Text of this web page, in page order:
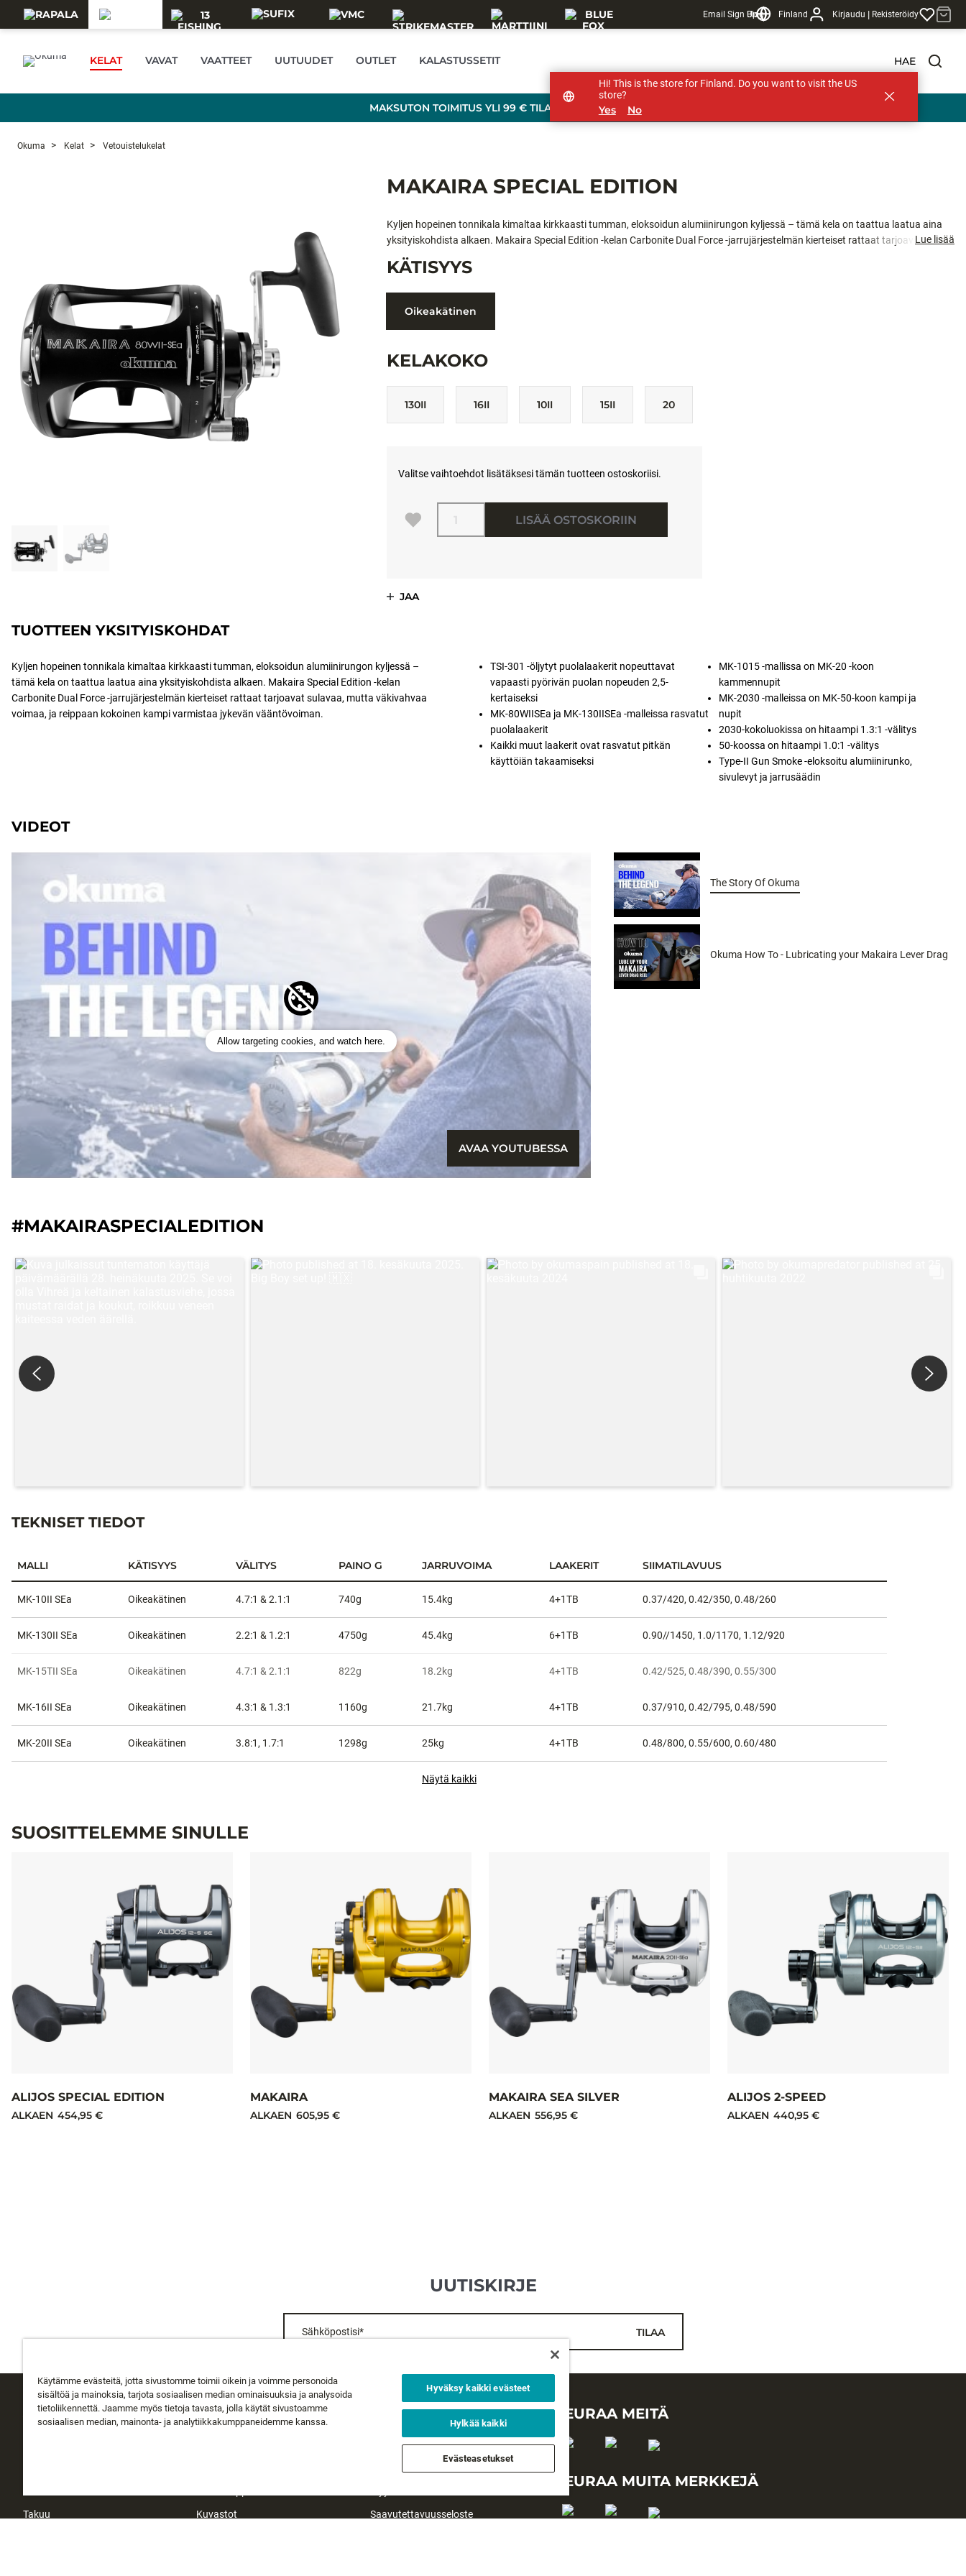
Email Sign UpBlogi Finland Kirjaudu | Rekisteröidy
KELAT VAVAT VAATTEET UUTUUDET OUTLET KALASTUSSETIT HAE
MAKSUTON TOIMITUS YLI 99 € TILAUKSILLE!
Okuma Kelat Vetouistelukelat
MAKAIRA SPECIAL EDITION
Kyljen hopeinen tonnikala kimaltaa kirkkaasti tumman, eloksoidun alumiinirungon kyljessä – tämä kela on taattua laatua aina
yksityiskohdista alkaen. Makaira Special Edition -kelan Carbonite Dual Force -jarrujärjestelmän kierteiset rattaat tarjoavat sulavaa,
mutta väkivahvaa voimaa, ja reippaan kokoinen kampi varmistaa jykevän vääntövoiman.
Lue lisää
KÄTISYYS
Oikeakätinen
KELAKOKO
130II 16II 10II 15II 20
Valitse vaihtoehdot lisätäksesi tämän tuotteen ostoskoriisi.
Määrä
LISÄÄ OSTOSKORIIN
JAA
TUOTTEEN YKSITYISKOHDAT
Kyljen hopeinen tonnikala kimaltaa kirkkaasti tumman, eloksoidun alumiinirungon kyljessä –
tämä kela on taattua laatua aina yksityiskohdista alkaen. Makaira Special Edition -kelan
Carbonite Dual Force -jarrujärjestelmän kierteiset rattaat tarjoavat sulavaa, mutta väkivahvaa
voimaa, ja reippaan kokoinen kampi varmistaa jykevän vääntövoiman.
TSI-301 -öljytyt puolalaakerit nopeuttavat
vapaasti pyörivän puolan nopeuden 2,5-
kertaiseksi
MK-80WIISEa ja MK-130IISEa -malleissa rasvatut
puolalaakerit
Kaikki muut laakerit ovat rasvatut pitkän
käyttöiän takaamiseksi
MK-1015 -mallissa on MK-20 -koon
kammennupit
MK-2030 -malleissa on MK-50-koon kampi ja
nupit
2030-kokoluokissa on hitaampi 1.3:1 -välitys
50-koossa on hitaampi 1.0:1 -välitys
Type-II Gun Smoke -eloksoitu alumiinirunko,
sivulevyt ja jarrusäädin
VIDEOT
Allow targeting cookies, and watch here.
AVAA YOUTUBESSA
The Story Of Okuma
Okuma How To - Lubricating your Makaira Lever Drag
#MAKAIRASPECIALEDITION
TEKNISET TIEDOT
MALLI KÄTISYYS VÄLITYS PAINO G JARRUVOIMA LAAKERIT SIIMATILAVUUS
MK-10II SEa Oikeakätinen 4.7:1 & 2.1:1 740g 15.4kg 4+1TB 0.37/420, 0.42/350, 0.48/260
MK-130II SEa Oikeakätinen 2.2:1 & 1.2:1 4750g 45.4kg 6+1TB 0.90//1450, 1.0/1170, 1.12/920
MK-15TII SEa Oikeakätinen 4.7:1 & 2.1:1 822g 18.2kg 4+1TB 0.42/525, 0.48/390, 0.55/300
MK-16II SEa Oikeakätinen 4.3:1 & 1.3:1 1160g 21.7kg 4+1TB 0.37/910, 0.42/795, 0.48/590
MK-20II SEa Oikeakätinen 3.8:1, 1.7:1 1298g 25kg 4+1TB 0.48/800, 0.55/600, 0.60/480
Näytä kaikki
SUOSITTELEMME SINULLE
ALIJOS SPECIAL EDITION
ALKAEN 454,95 €
MAKAIRA
ALKAEN 605,95 €
MAKAIRA SEA SILVER
ALKAEN 556,95 €
ALIJOS 2-SPEED
ALKAEN 440,95 €
UUTISKIRJE
Sähköpostisi* TILAA
ASIAKASPALVELU
Takuu
TIETOA MEISTÄ
Kuvastot
LAKIASIAT
Tietosuojaseloste
Saavutettavuusseloste
SEURAA MEITÄ
SEURAA MUITA MERKKEJÄ
Hi! This is the store for Finland. Do you want to visit the US
store?
Yes No
Käytämme evästeitä, jotta sivustomme toimii oikein ja voimme personoida
sisältöä ja mainoksia, tarjota sosiaalisen median ominaisuuksia ja analysoida
tietoliikennettä. Jaamme myös tietoja tavasta, jolla käytät sivustoamme
sosiaalisen median, mainonta- ja analytiikkakumppaneidemme kanssa.
Hyväksy kaikki evästeet
Hylkää kaikki
Evästeasetukset